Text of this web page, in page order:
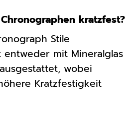
kratzfest?
Stile
entweder mit Mineralglas
wobei
Kratzfestigkeit